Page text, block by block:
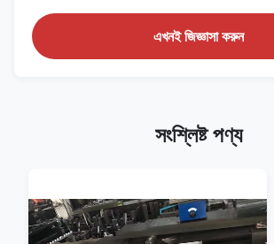
এখনই জিজ্ঞাসা করুন
সংশ্লিষ্ট পণ্য